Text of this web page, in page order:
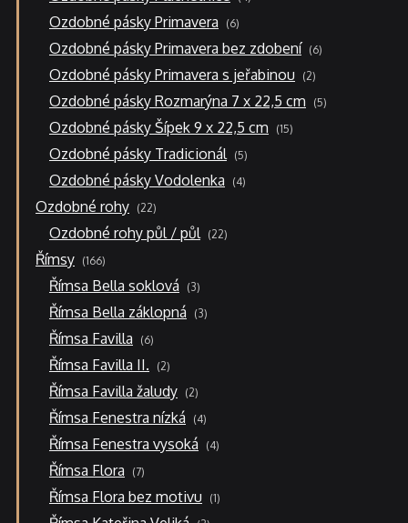
produkty
Ozdobné pásky Primavera 66
produktů
Ozdobné pásky Primavera bez zdobení 66
produktů
Ozdobné pásky Primavera s jeřabinou 22
produkty
Ozdobné pásky Rozmarýna 7 x 22,5 cm 55
produktů
Ozdobné pásky Šípek 9 x 22,5 cm 1515
produktů
Ozdobné pásky Tradicionál 55
produktů
Ozdobné pásky Vodolenka 44
produkty
Ozdobné rohy 2222
produktů
Ozdobné rohy půl / půl 2222
produktů
Římsy 166166
produktů
Římsa Bella soklová 33
produkty
Římsa Bella záklopná 33
produkty
Římsa Favilla 66
produktů
Římsa Favilla II. 22
produkty
Římsa Favilla žaludy 22
produkty
Římsa Fenestra nízká 44
produkty
Římsa Fenestra vysoká 44
produkty
Římsa Flora 77
produktů
Římsa Flora bez motivu 11
produkt
2